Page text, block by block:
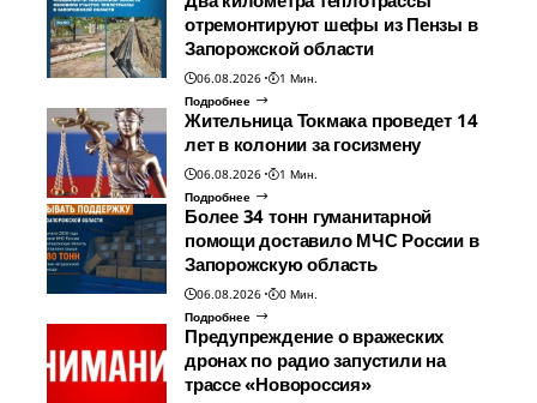
отремонтируют шефы из Пензы в
Запорожской области
06.08.2026
1 Мин.
Подробнее
Жительница Токмака проведет 14
лет в колонии за госизмену
06.08.2026
1 Мин.
Подробнее
Более 34 тонн гуманитарной
помощи доставило МЧС России в
Запорожскую область
06.08.2026
0 Мин.
Подробнее
Предупреждение о вражеских
дронах по радио запустили на
трассе «Новороссия»